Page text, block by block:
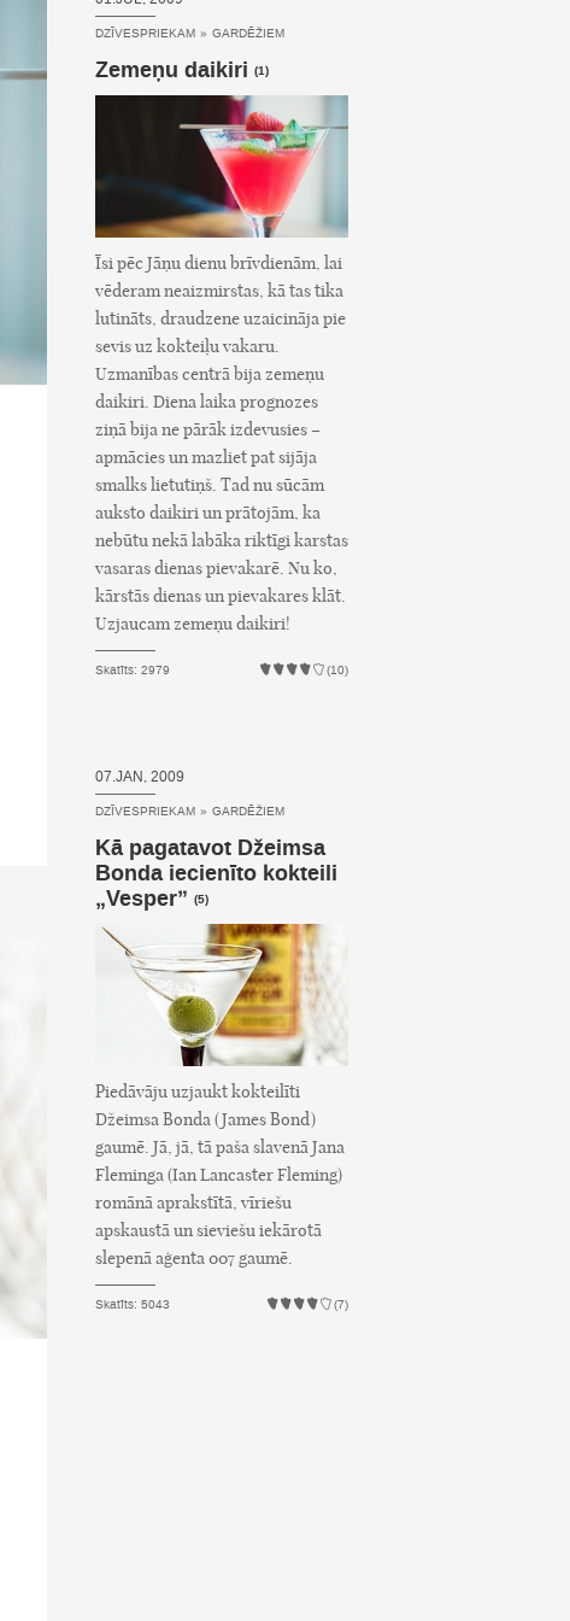
DZĪVESPRIEKAM » GARDĒŽIEM
Zemeņu daikiri (1)
Īsi pēc Jāņu dienu brīvdienām, lai
vēderam neaizmirstas, kā tas tika
lutināts, draudzene uzaicināja pie
sevis uz kokteiļu vakaru.
Uzmanības centrā bija zemeņu
daikiri. Diena laika prognozes
ziņā bija ne pārāk izdevusies –
apmācies un mazliet pat sijāja
smalks lietutiņš. Tad nu sūcām
auksto daikiri un prātojām, ka
nebūtu nekā labāka riktīgi karstas
vasaras dienas pievakarē. Nu ko,
kārstās dienas un pievakares klāt.
Uzjaucam zemeņu daikiri!
Skatīts: 2979 (10)
07.JAN, 2009
DZĪVESPRIEKAM » GARDĒŽIEM
Kā pagatavot Džeimsa
Bonda iecienīto kokteili
„Vesper” (5)
Piedāvāju uzjaukt kokteilīti
Džeimsa Bonda (James Bond)
gaumē. Jā, jā, tā paša slavenā Jana
Fleminga (Ian Lancaster Fleming)
romānā aprakstītā, vīriešu
apskaustā un sieviešu iekārotā
slepenā aģenta 007 gaumē.
Skatīts: 5043 (7)